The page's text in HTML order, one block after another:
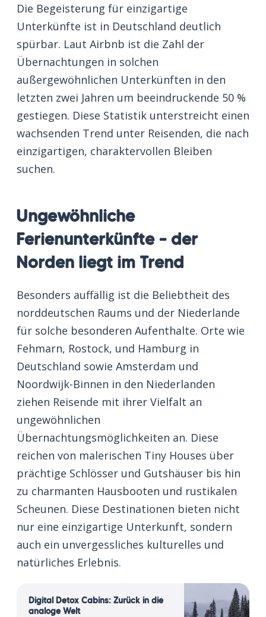
Die Begeisterung für einzigartige
Unterkünfte ist in Deutschland deutlich
spürbar. Laut Airbnb ist die Zahl der
Übernachtungen in solchen
außergewöhnlichen Unterkünften in den
letzten zwei Jahren um beeindruckende 50 %
gestiegen. Diese Statistik unterstreicht einen
wachsenden Trend unter Reisenden, die nach
einzigartigen, charaktervollen Bleiben
suchen.
Ungewöhnliche
Ferienunterkünfte – der
Norden liegt im Trend
Besonders auffällig ist die Beliebtheit des
norddeutschen Raums und der Niederlande
für solche besonderen Aufenthalte. Orte wie
Fehmarn, Rostock, und Hamburg in
Deutschland sowie Amsterdam und
Noordwijk-Binnen in den Niederlanden
ziehen Reisende mit ihrer Vielfalt an
ungewöhnlichen
Übernachtungsmöglichkeiten an. Diese
reichen von malerischen Tiny Houses über
prächtige Schlösser und Gutshäuser bis hin
zu charmanten Hausbooten und rustikalen
Scheunen. Diese Destinationen bieten nicht
nur eine einzigartige Unterkunft, sondern
auch ein unvergessliches kulturelles und
natürliches Erlebnis.
Digital Detox Cabins: Zurück in die
analoge Welt